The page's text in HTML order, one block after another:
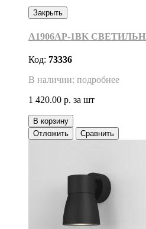
Закрыть
A1906AP-1BK
Код: 73336
В наличии: подробнее
1 420.00 р. за шт
В корзину
Отложить
Сравнить